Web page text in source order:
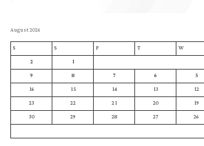
August 2026
W
T
F
S
S
1
2
5
6
7
8
9
12
13
14
15
16
19
20
21
22
23
26
27
28
29
30